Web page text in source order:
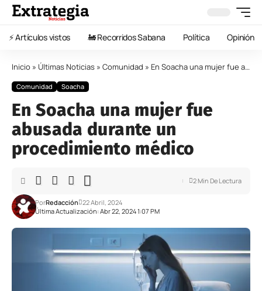
⚡️ Artículos vistos 🚂 Recorridos Sabana Política Opinión
Inicio » Últimas Noticias » Comunidad » En Soacha una mujer fue abusada durante un procedimiento médico
Comunidad Soacha
En Soacha una mujer fue
abusada durante un
procedimiento médico
Última Actualización: Abr 22, 2024 1:07 PM
PorRedacción 22 Abril, 2024
2 Min De Lectura